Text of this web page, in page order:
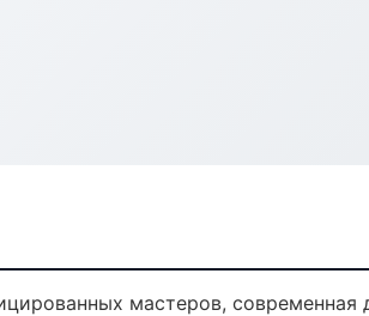
мастеров, современная